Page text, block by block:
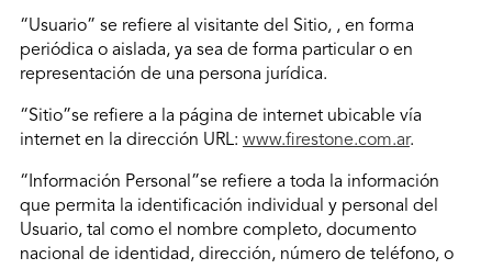
“Usuario” se refiere al visitante del Sitio, , en forma
periódica o aislada, ya sea de forma particular o en
representación de una persona jurídica.
“Sitio”se refiere a la página de internet ubicable vía
internet en la dirección URL: www.firestone.com.ar.
“Información Personal”se refiere a toda la información
que permita la identificación individual y personal del
Usuario, tal como el nombre completo, documento
nacional de identidad, dirección, número de teléfono, o